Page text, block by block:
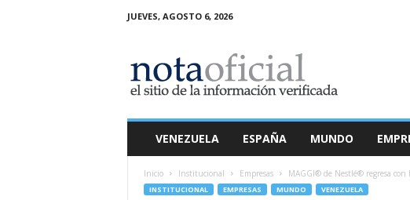
JUEVES, AGOSTO 6, 2026
a
O
VENEZUELA ESPAÑA MUNDO
Inicio Institucional Empresas MAGGI® de Nestlé® regresa
INSTITUCIONAL EMPRESAS MUNDO VENEZUELA